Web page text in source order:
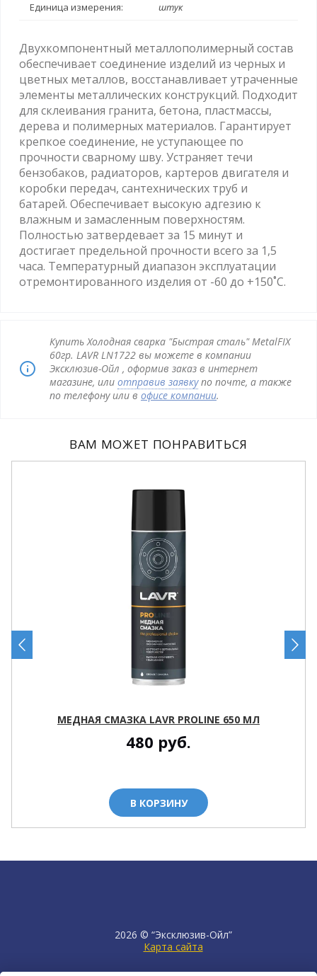
Единица измерения: штук
Двухкомпонентный металлополимерный состав
обеспечивает соединение изделий из черных и
цветных металлов, восстанавливает утраченные
элементы металлических конструкций. Подходит
для склеивания гранита, бетона, пластмассы,
дерева и полимерных материалов. Гарантирует
крепкое соединение, не уступающее по
прочности сварному шву. Устраняет течи
бензобаков, радиаторов, картеров двигателя и
коробки передач, сантехнических труб и
батарей. Обеспечивает высокую адгезию к
влажным и замасленным поверхностям.
Полностью затвердевает за 15 минут и
достигает предельной прочности всего за 1,5
часа. Температурный диапазон эксплуатации
отремонтированного изделия от -60 до +150˚C.
Купить Холодная сварка "Быстрая сталь" MetalFIX
60гр. LAVR LN1722 вы можете в компании
Эксклюзив-Ойл , оформив заказ в интернет
магазине, или отправив заявкупо почте, а также
по телефону или в офисе компании.
ВАМ МОЖЕТ ПОНРАВИТЬСЯ
МЕДНАЯ СМАЗКА LAVR PROLINE 650 МЛ
480 руб.
В КОРЗИНУ
2026 © “Эксклюзив-Ойл”
Карта сайта